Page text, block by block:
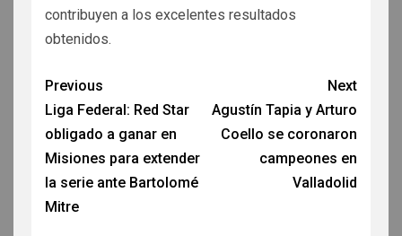
contribuyen a los excelentes resultados
obtenidos.
Previous
Liga Federal: Red Star
obligado a ganar en
Misiones para extender
la serie ante Bartolomé
Mitre
Next
Agustín Tapia y Arturo
Coello se coronaron
campeones en
Valladolid